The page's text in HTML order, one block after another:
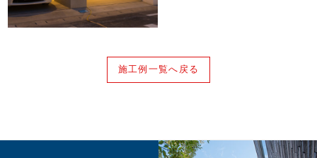
施工例一覧へ戻る